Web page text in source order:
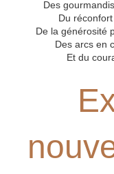
Des
Du
De la générosité
Des arcs en
Et du